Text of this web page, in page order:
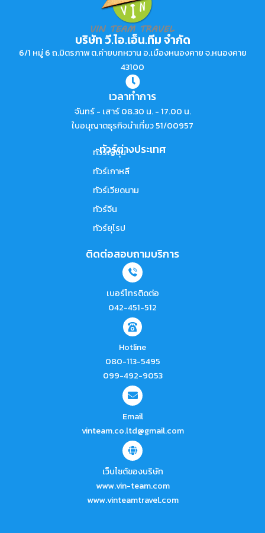
บริษัท วี.ไอ.เอ็น.ทีม จำกัด
6/1 หมู่ 6 ถ.มิตรภาพ ต.ค่ายบกหวาน อ.เมืองหนองคาย จ.หนองคาย
43100
เวลาทำการ
จันทร์ - เสาร์ 08.30 น. - 17.00 น.
ใบอนุญาตธุรกิจนำเที่ยว 51/00957
ทัวร์ต่างประเทศ
ทัวร์ญี่ปุ่น
ทัวร์เกาหลี
ทัวร์เวียดนาม
ทัวร์จีน
ทัวร์ยุโรป
ติดต่อสอบถามบริการ
เบอร์โทรติดต่อ
042-451-512
Hotline
080-113-5495
099-492-9053
Email
vinteam.co.ltd@gmail.com
เว็บไซต์ของบริษัท
www.vin-team.com
www.vinteamtravel.com